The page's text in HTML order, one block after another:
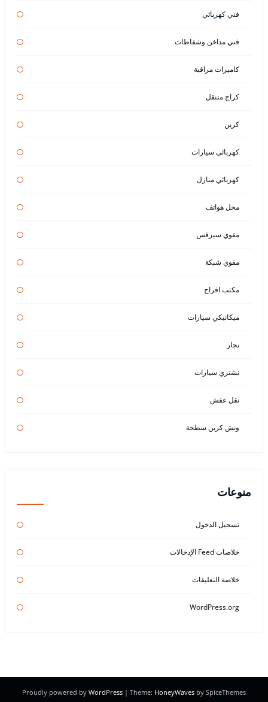
فني كهربائي
فني مداخن وشفاطات
كاميرات مراقبة
كراج متنقل
كرين
كهربائي سيارات
كهربائي منازل
محل هواتف
مقوي سيرفس
مقوي شبكة
مكتب افراح
ميكانيكي سيارات
نجار
نشتري سيارات
نقل عفش
ونش كرين سطحة
منوعات
تسجيل الدخول
خلاصات Feed الإدخالات
خلاصة التعليقات
WordPress.org
Proudly powered by WordPress | Theme: HoneyWaves by SpiceThemes